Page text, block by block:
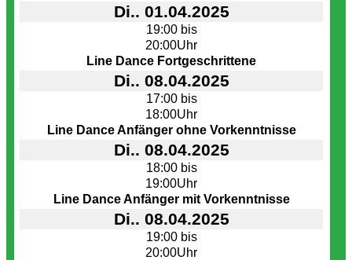
Di.. 01.04.2025
19:00 bis
20:00Uhr
Line Dance Fortgeschrittene
Di.. 08.04.2025
17:00 bis
18:00Uhr
Line Dance Anfänger ohne Vorkenntnisse
Di.. 08.04.2025
18:00 bis
19:00Uhr
Line Dance Anfänger mit Vorkenntnisse
Di.. 08.04.2025
19:00 bis
20:00Uhr